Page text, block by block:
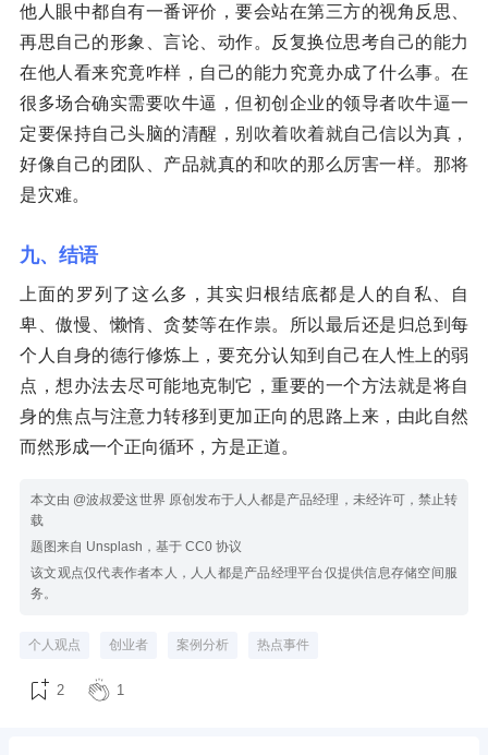
他人眼中都自有一番评价，要会站在第三方的视角反思、
再思自己的形象、言论、动作。反复换位思考自己的能力
在他人看来究竟咋样，自己的能力究竟办成了什么事。在
很多场合确实需要吹牛逼，但初创企业的领导者吹牛逼一
定要保持自己头脑的清醒，别吹着吹着就自己信以为真，
好像自己的团队、产品就真的和吹的那么厉害一样。那将
是灾难。
九、结语
上面的罗列了这么多，其实归根结底都是人的自私、自
卑、傲慢、懒惰、贪婪等在作祟。所以最后还是归总到每
个人自身的德行修炼上，要充分认知到自己在人性上的弱
点，想办法去尽可能地克制它，重要的一个方法就是将自
身的焦点与注意力转移到更加正向的思路上来，由此自然
而然形成一个正向循环，方是正道。
本文由 @波叔爱这世界 原创发布于人人都是产品经理，未经许可，禁止转
载
题图来自 Unsplash，基于 CC0 协议
该文观点仅代表作者本人，人人都是产品经理平台仅提供信息存储空间服
务。
个人观点 创业者 案例分析 热点事件
2 1